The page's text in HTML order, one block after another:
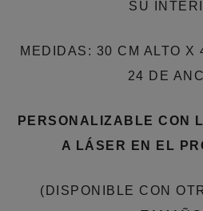
SU
MEDIDAS: 30 CM ALTO X
24 DE
PERSONALIZABLE CON
A LÁSER EN EL
(DISPONIBLE CON